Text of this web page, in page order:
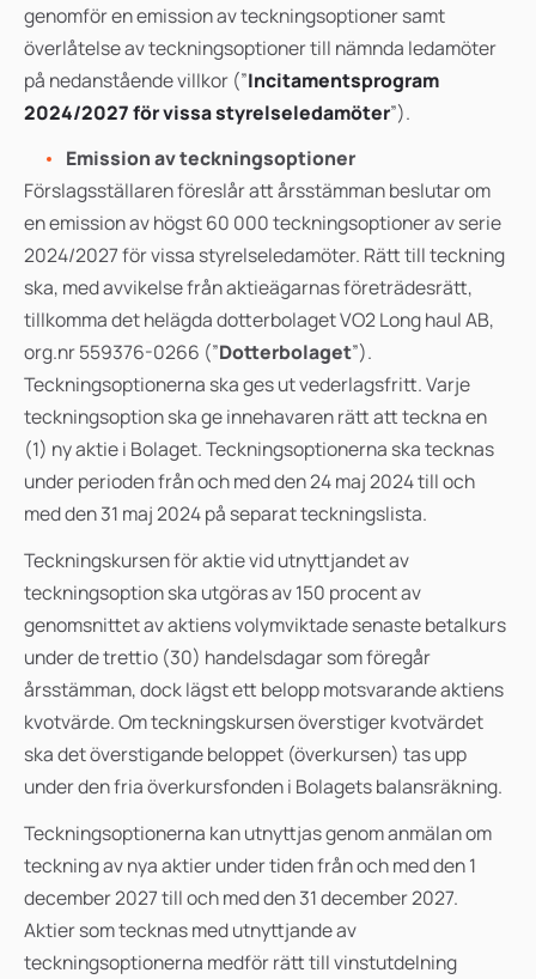
genomför en emission av teckningsoptioner samt
överlåtelse av teckningsoptioner till nämnda ledamöter
på nedanstående villkor (”Incitamentsprogram
2024/2027 för vissa styrelseledamöter”).
Emission av teckningsoptioner
Förslagsställaren föreslår att årsstämman beslutar om
en emission av högst 60 000 teckningsoptioner av serie
2024/2027 för vissa styrelseledamöter. Rätt till teckning
ska, med avvikelse från aktieägarnas företrädesrätt,
tillkomma det helägda dotterbolaget VO2 Long haul AB,
org.nr 559376-0266 (”Dotterbolaget”).
Teckningsoptionerna ska ges ut vederlagsfritt. Varje
teckningsoption ska ge innehavaren rätt att teckna en
(1) ny aktie i Bolaget. Teckningsoptionerna ska tecknas
under perioden från och med den 24 maj 2024 till och
med den 31 maj 2024 på separat teckningslista.
Teckningskursen för aktie vid utnyttjandet av
teckningsoption ska utgöras av 150 procent av
genomsnittet av aktiens volymviktade senaste betalkurs
under de trettio (30) handelsdagar som föregår
årsstämman, dock lägst ett belopp motsvarande aktiens
kvotvärde. Om teckningskursen överstiger kvotvärdet
ska det överstigande beloppet (överkursen) tas upp
under den fria överkursfonden i Bolagets balansräkning.
Teckningsoptionerna kan utnyttjas genom anmälan om
teckning av nya aktier under tiden från och med den 1
december 2027 till och med den 31 december 2027.
Aktier som tecknas med utnyttjande av
teckningsoptionerna medför rätt till vinstutdelning